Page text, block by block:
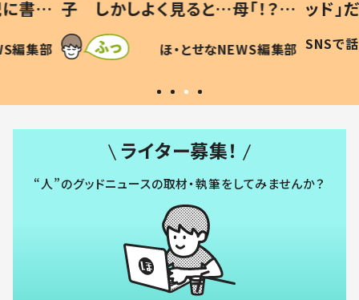
？」
編集部
ッド」だった 父が“ウチ給食”を
作り続ける理由とは #令和の親
#令和の子
SNSで話題 ほ・とせなNEWS編集部
が、抱
「涙
い」
ライター募集！
“人”のグッドニュースの取材・執筆をしてみませんか？